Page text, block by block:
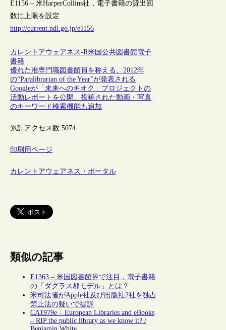
E1156 – 米HarperCollins社，電子書籍の貸出回
数に上限を設定
http://current.ndl.go.jp/e1156
カレントアウェアネス-R米国公共図書館電子
書籍
優れた准専門職図書館員を称える、2012年
の“Paralibrarian of the Year”が発表される
Googleが「未来へのキオク」プロジェクトの
活動レポートを公開、投稿された動画・写真
のキーワード検索機能も追加
累計アクセス数:5074
印刷用ページ
カレントアウェアネス・ポータル
類似の記事
E1363 – 米国図書館界で注目，電子書籍
の「ダグラス郡モデル」とは？
米司法省がApple社及び出版社2社を独占
禁止法の疑いで提訴
CA1979e – European Libraries and eBooks
– RIP the public library as we know it? /